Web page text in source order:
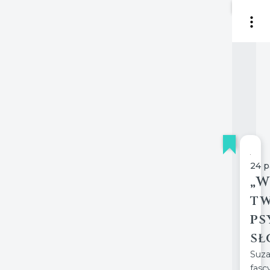
24